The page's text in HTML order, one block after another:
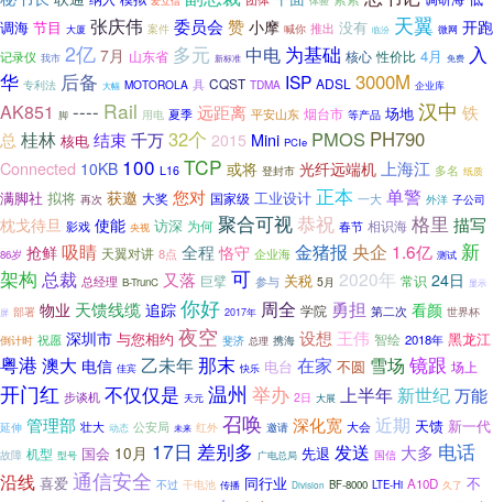
调海 节目 大厦 张庆伟 案件 委员会 赞 小摩 喊你 推出 没有 临汾 天翼 微网 开跑
记录仪 我市 2亿 7月 山东省 多元 新标准 中电 为基础 核心 性价比 4月 免费 入
华 专利法 后备 大幅 MOTOROLA 具 CQST TDMA ISP ADSL 3000M 企业库
AK851 脚 ---- Rail 用电 夏季 远距离 平安山东 烟台市 等产品 场地 汉中 铁
总 桂林 核电 结束 千万32个 2015 Mini PCIe PMOS PH790
Connected 10KB 100 L16 TCP 或将 登封市 光纤远端机 上海江 多名 纸质
满脚社 拟将 再次 获邀 大奖 您对 国家级 工业设计 正本 一大 单警 外洋 子公司
枕戈待旦 影戏 使能 央视 访深 为何 聚合可视 恭祝 春节 相识海 格里 描写
86岁 抢鲜 吸睛 天翼对讲 8点 全程 恪守 企业海 金猪报 央企 1.6亿 测试 新
架构 总裁 总经理 B-TrunC 又落 巨擘 可 参与 关税 5月 2020年 常识 24日 显示
屏 部署 物业 天馈线缆 追踪 你好 2017年 周全 学院 勇担 第二次 看颜 世界杯
倒计时 祝愿 深圳市 与您相约 夜空 斐济 总理 携海 设想 王伟 智绘 2018年 黑龙江
粤港 澳大 电信 佳宾 乙未年那末 快乐 电台 在家 不圆 雪场 镜跟 场上
开门红 步谈机 不仅仅是 天元 温州 举办 2日 大展 上半年 新世纪万能
延伸 管理部 壮大 动态 公安局 未来 红外 召唤 邀请 深化宽 大会 近期 天馈 新一代
故障 机型 型号 国会 10月 17日 差别多 广电总局 先退 发送 国信 大多 电话
沿线 喜爱 通信安全 不过 干电池 传播 同行业 Division BF-8000 LTE-Hi A10D 久了 不